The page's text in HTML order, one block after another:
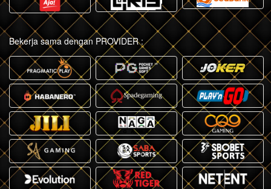
Bekerja sama dengan PROVIDER :